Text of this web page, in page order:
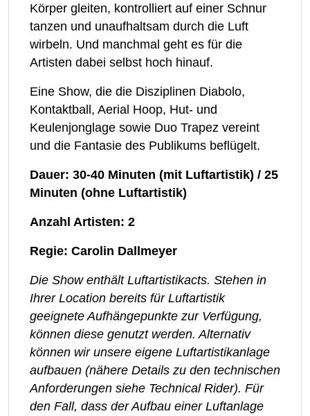
Körper gleiten, kontrolliert auf einer Schnur
tanzen und unaufhaltsam durch die Luft
wirbeln. Und manchmal geht es für die
Artisten dabei selbst hoch hinauf.
Eine Show, die die Disziplinen Diabolo,
Kontaktball, Aerial Hoop, Hut- und
Keulenjonglage sowie Duo Trapez vereint
und die Fantasie des Publikums beflügelt.
Dauer: 30-40 Minuten (mit Luftartistik) / 25
Minuten (ohne Luftartistik)
Anzahl Artisten: 2
Regie: Carolin Dallmeyer
Die Show enthält Luftartistikacts. Stehen in
Ihrer Location bereits für Luftartistik
geeignete Aufhängepunkte zur Verfügung,
können diese genutzt werden. Alternativ
können wir unsere eigene Luftartistikanlage
aufbauen (nähere Details zu den technischen
Anforderungen siehe Technical Rider). Für
den Fall, dass der Aufbau einer Luftanlage